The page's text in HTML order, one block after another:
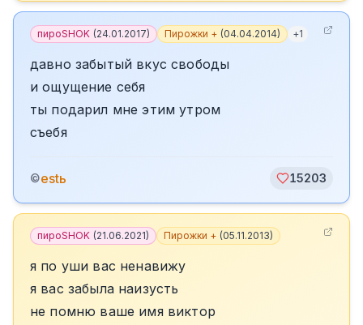
пироSHOK (24.01.2017) Пирожки + (04.04.2014) +1
давно забытый вкус свободы
и ощущение себя
ты подарил мне этим утром
съебя
©estь 15203
пироSHOK (21.06.2021) Пирожки + (05.11.2013)
я по уши вас ненавижу
я вас забыла наизусть
не помню ваше имя виктор